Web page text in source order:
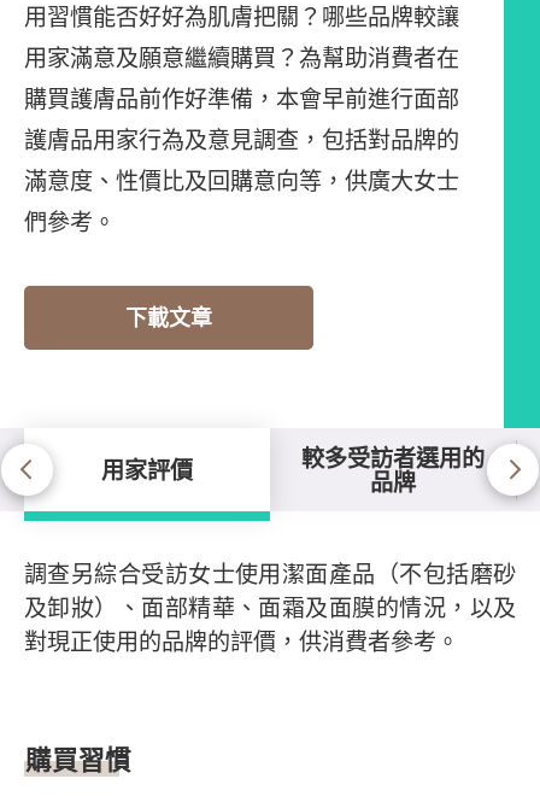
用習慣能否好好為肌膚把關？哪些品牌較讓
用家滿意及願意繼續購買？為幫助消費者在
購買護膚品前作好準備，本會早前進行面部
護膚品用家行為及意見調查，包括對品牌的
滿意度、性價比及回購意向等，供廣大女士
們參考。
下載文章
用家評價 較多受訪者選用的
品牌
用家評價
調查另綜合受訪女士使用潔面產品（不包括磨砂
及卸妝）、面部精華、面霜及面膜的情況，以及
對現正使用的品牌的評價，供消費者參考。
購買習慣